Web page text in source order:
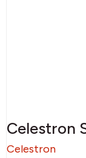
Celestron
Celestron